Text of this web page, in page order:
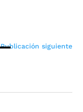
Publicación siguiente